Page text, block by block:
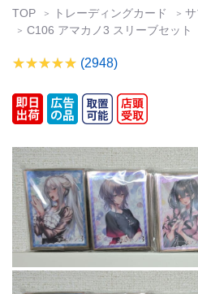
TOP トレーディングカード
C106 アマカノ3 スリーブセット
(2948)